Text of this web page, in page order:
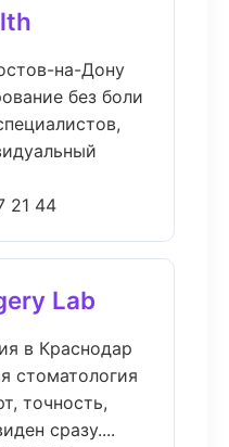
на-Дону
без боли
21 44
Lab
в Краснодар
стоматология
точность,
сразу....